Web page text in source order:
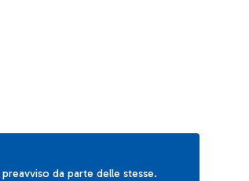
da parte delle stesse.